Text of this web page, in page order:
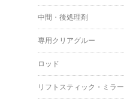
中間・後処理剤
専用クリアグルー
ロッド
リフトスティック・ミラー